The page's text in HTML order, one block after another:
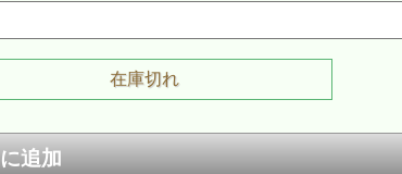
在庫切れ